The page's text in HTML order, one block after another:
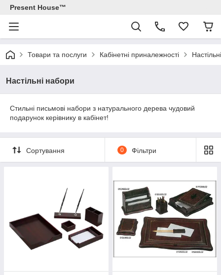
Present House™
Товари та послуги Кабінетні приналежності
Настільні набори
Стильні письмові набори з натурального дерева чудовий
подарунок керівнику в кабінет!
Сортування 0 Фільтри